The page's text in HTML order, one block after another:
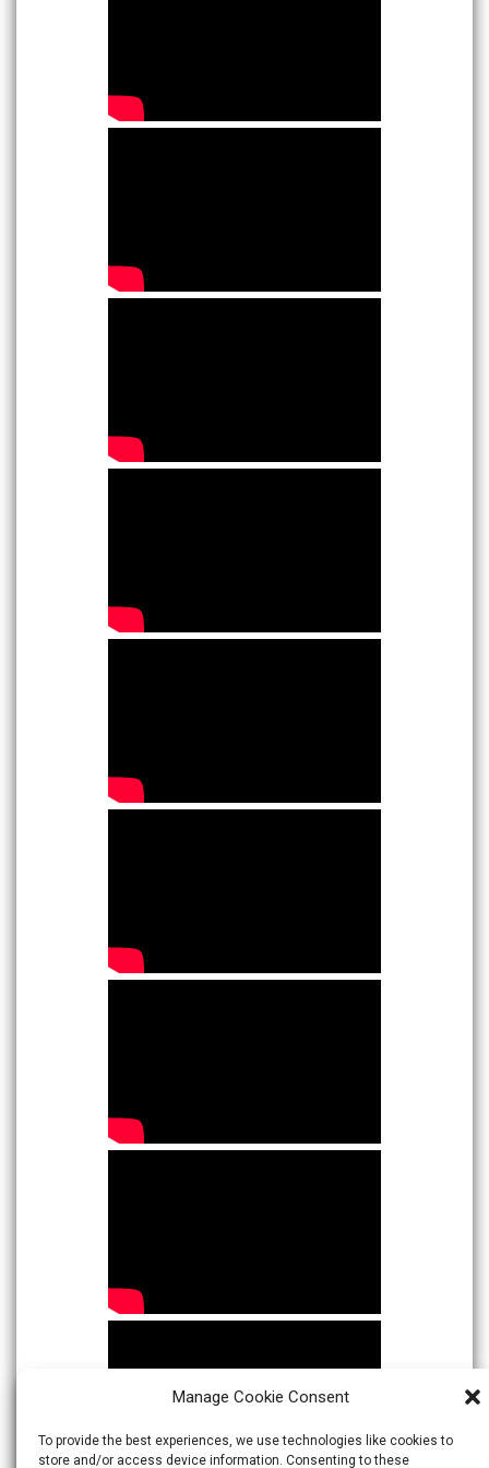
Manage Cookie Consent
To provide the best experiences, we use technologies like cookies to
store and/or access device information. Consenting to these